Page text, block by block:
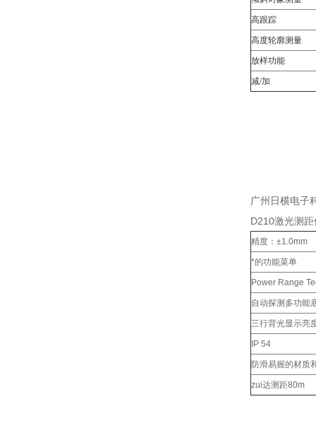
高跟踪
高度轮廓测量
放样功能
减/加
广州日横电子
D210激光测
精度：±1.0mm
*的功能菜单
Power Range
自动探测多功能
三行背光显示亮
IP 54
防滑易握的材质
zui达测距80m